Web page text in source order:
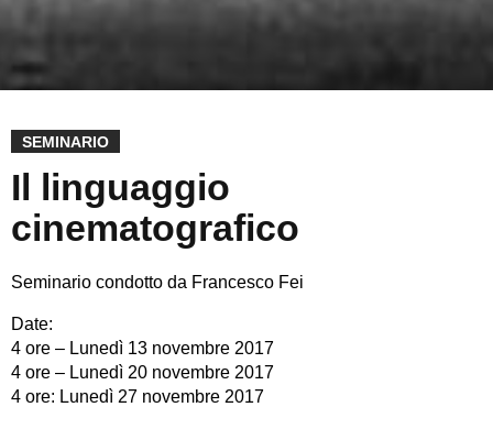
SEMINARIO
Il linguaggio
cinematografico
Seminario condotto da Francesco Fei
Date:
4 ore – Lunedì 13 novembre 2017
4 ore – Lunedì 20 novembre 2017
4 ore: Lunedì 27 novembre 2017